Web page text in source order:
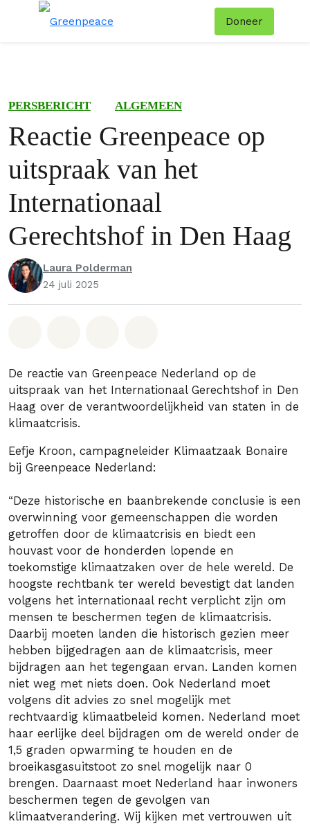
Doneer
PERSBERICHT ALGEMEEN
Reactie Greenpeace op
uitspraak van het
Internationaal
Gerechtshof in Den Haag
Laura Polderman
24 juli 2025
De reactie van Greenpeace Nederland op de
uitspraak van het Internationaal Gerechtshof in Den
Haag over de verantwoordelijkheid van staten in de
klimaatcrisis.
Eefje Kroon, campagneleider Klimaatzaak Bonaire
bij Greenpeace Nederland:
“Deze historische en baanbrekende conclusie is een
overwinning voor gemeenschappen die worden
getroffen door de klimaatcrisis en biedt een
houvast voor de honderden lopende en
toekomstige klimaatzaken over de hele wereld. De
hoogste rechtbank ter wereld bevestigt dat landen
volgens het internationaal recht verplicht zijn om
mensen te beschermen tegen de klimaatcrisis.
Daarbij moeten landen die historisch gezien meer
hebben bijgedragen aan de klimaatcrisis, meer
bijdragen aan het tegengaan ervan. Landen komen
niet weg met niets doen. Ook Nederland moet
volgens dit advies zo snel mogelijk met
rechtvaardig klimaatbeleid komen. Nederland moet
haar eerlijke deel bijdragen om de wereld onder de
1,5 graden opwarming te houden en de
broeikasgasuitstoot zo snel mogelijk naar 0
brengen. Daarnaast moet Nederland haar inwoners
beschermen tegen de gevolgen van
klimaatverandering. Wij kijken met vertrouwen uit